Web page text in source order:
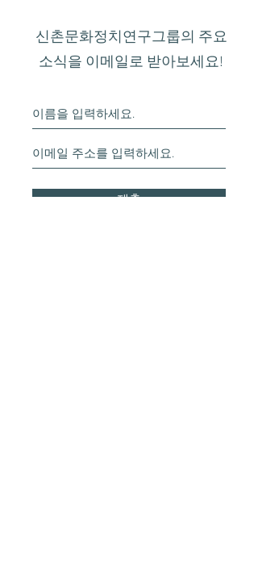
신촌문화정치연구그룹의 주요
소식을 이메일로 받아보세요!
제출